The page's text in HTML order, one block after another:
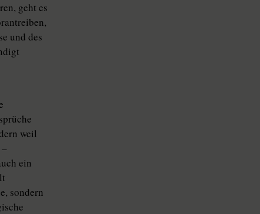
geht es
und des
weil
ein
sondern